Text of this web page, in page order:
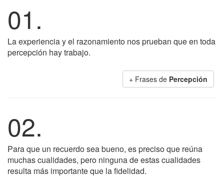
01.
La experiencia y el razonamiento nos prueban que en toda
percepción hay trabajo.
+ Frases de Percepción
02.
Para que un recuerdo sea bueno, es preciso que reúna
muchas cualidades, pero ninguna de estas cualidades
resulta más importante que la fidelidad.